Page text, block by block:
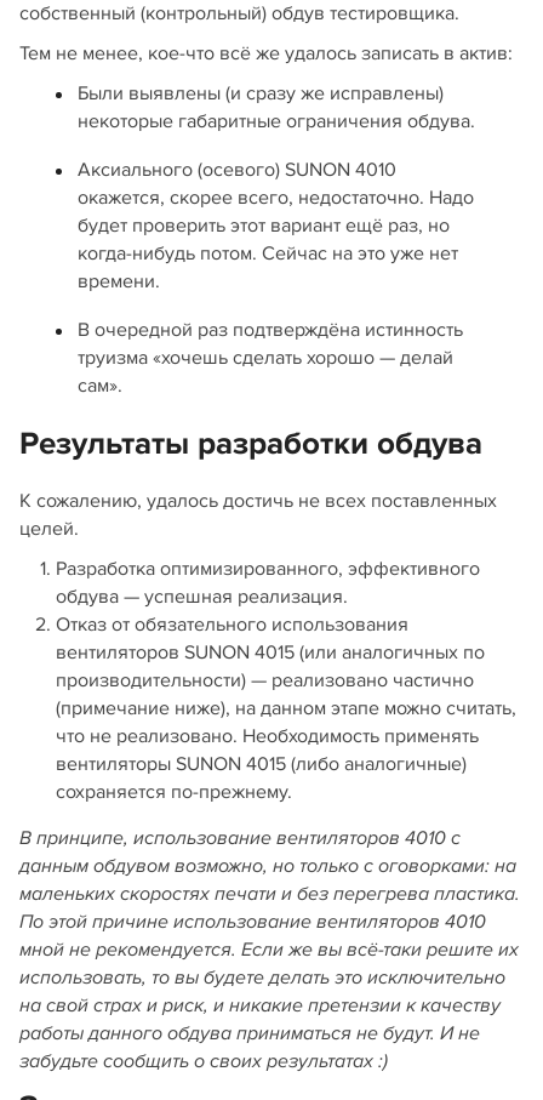
собственный (контрольный) обдув тестировщика.
Тем не менее, кое-что всё же удалось записать в актив:
Были выявлены (и сразу же исправлены)
некоторые габаритные ограничения обдува.
Аксиального (осевого) SUNON 4010
окажется, скорее всего, недостаточно. Надо
будет проверить этот вариант ещё раз, но
когда-нибудь потом. Сейчас на это уже нет
времени.
В очередной раз подтверждёна истинность
труизма «хочешь сделать хорошо — делай
сам».
Результаты разработки обдува
К сожалению, удалось достичь не всех поставленных
целей.
Разработка оптимизированного, эффективного
обдува — успешная реализация.
Отказ от обязательного использования
вентиляторов SUNON 4015 (или аналогичных по
производительности) — реализовано частично
(примечание ниже), на данном этапе можно считать,
что не реализовано. Необходимость применять
вентиляторы SUNON 4015 (либо аналогичные)
сохраняется по-прежнему.
В принципе, использование вентиляторов 4010 с
данным обдувом возможно, но только с оговорками: на
маленьких скоростях печати и без перегрева пластика.
По этой причине использование вентиляторов 4010
мной не рекомендуется. Если же вы всё-таки решите их
использовать, то вы будете делать это исключительно
на свой страх и риск, и никакие претензии к качеству
работы данного обдува приниматься не будут. И не
забудьте сообщить о своих результатах :)